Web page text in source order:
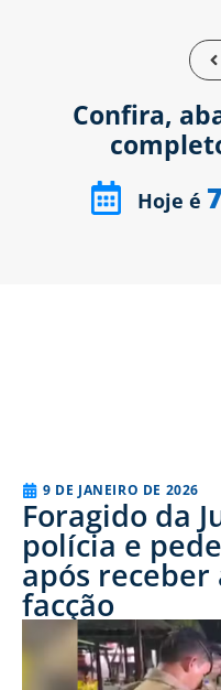
Confira,
Hoje é 7
9 DE JANEIRO DE 2026
Foragido da
polícia e
após receber
facção